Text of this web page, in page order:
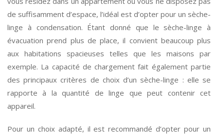
de suffisamment d’espace, l’idéal est d’opter pour un sèche-
linge à condensation. Étant donné que le sèche-linge à
évacuation prend plus de place, il convient beaucoup plus
aux habitations spacieuses telles que les maisons par
exemple. La capacité de chargement fait également partie
des principaux critères de choix d’un sèche-linge : elle se
rapporte à la quantité de linge que peut contenir cet
appareil.
Pour un choix adapté, il est recommandé d’opter pour un